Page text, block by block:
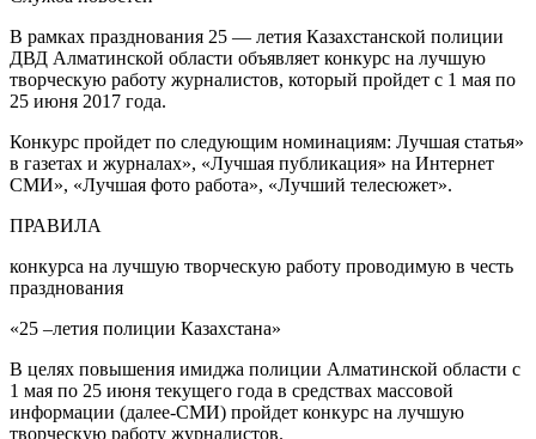
В рамках празднования 25 — летия Казахстанской полиции
ДВД Алматинской области объявляет конкурс на лучшую
творческую работу журналистов, который пройдет с 1 мая по
25 июня 2017 года.
Конкурс пройдет по следующим номинациям: Лучшая статья»
в газетах и журналах», «Лучшая публикация» на Интернет
СМИ», «Лучшая фото работа», «Лучший телесюжет».
ПРАВИЛА
конкурса на лучшую творческую работу проводимую в честь
празднования
«25 –летия полиции Казахстана»
В целях повышения имиджа полиции Алматинской области с
1 мая по 25 июня текущего года в средствах массовой
информации (далее-СМИ) пройдет конкурс на лучшую
творческую работу журналистов.